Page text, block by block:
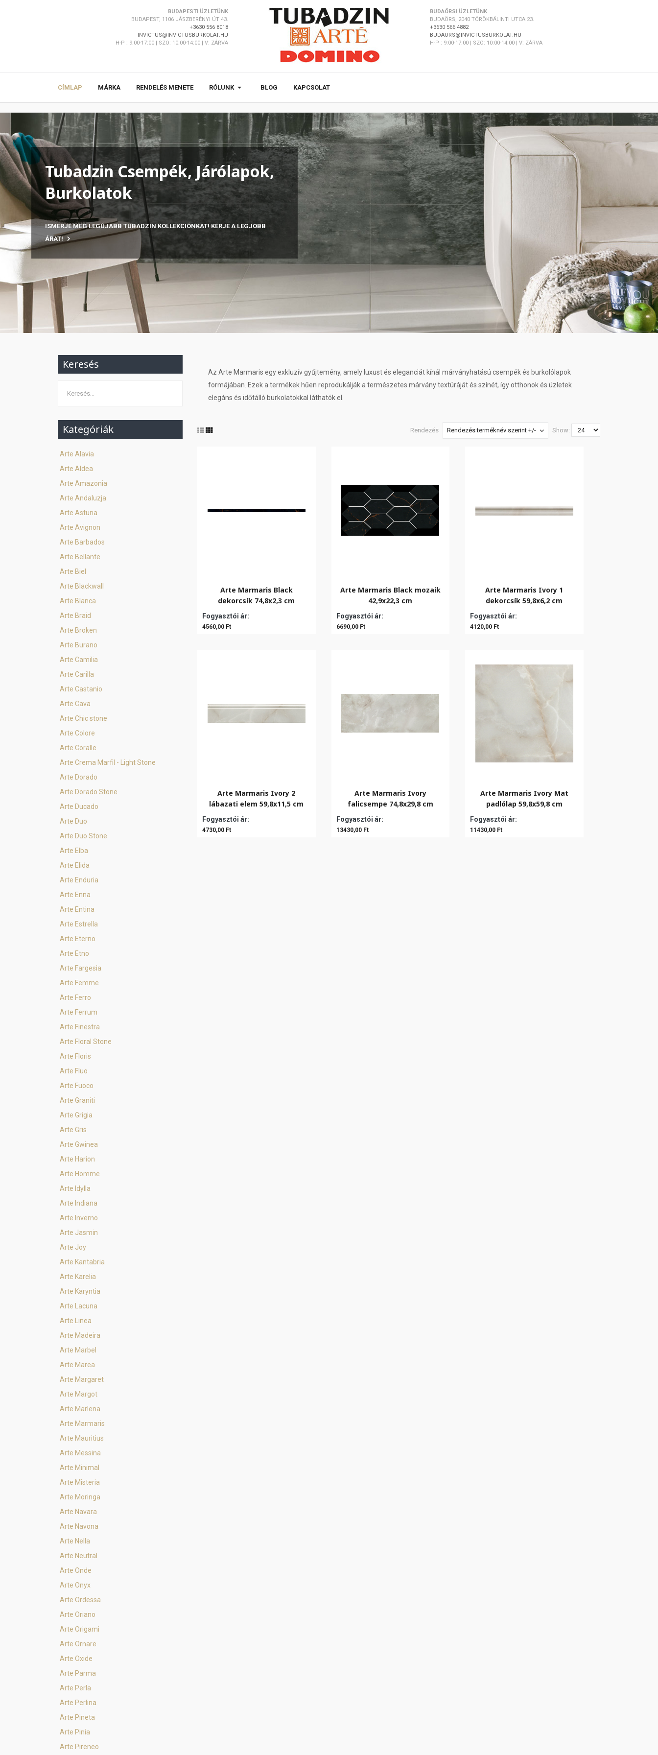
BUDAPESTI ÜZLETÜNK
BUDAPEST, 1106 JÁSZBERÉNYI ÚT 43.
+3630 556 8018
INVICTUS@INVICTUSBURKOLAT.HU
H-P : 9:00-17:00 | SZO: 10:00-14:00 | V: ZÁRVA
BUDAÖRSI ÜZLETÜNK
BUDAÖRS, 2040 TÖRÖKBÁLINTI UTCA 23.
+3630 566 4882
BUDAORS@INVICTUSBURKOLAT.HU
H-P : 9:00-17:00 | SZO: 10:00-14:00 | V: ZÁRVA
CÍMLAP MÁRKA RENDELÉS MENETE RÓLUNK BLOG KAPCSOLAT
Tubadzin Csempék, Járólapok,
Burkolatok
ISMERJE MEG LEGÚJABB TUBADZIN KOLLEKCIÓNKAT! KÉRJE A LEGJOBB
ÁRAT!
Az Arte Marmaris egy exkluzív gyűjtemény, amely luxust és eleganciát kínál márványhatású csempék és burkolólapok
formájában. Ezek a termékek hűen reprodukálják a természetes márvány textúráját és színét, így otthonok és üzletek
elegáns és időtálló burkolatokkal láthatók el.
Rendezés Rendezés terméknév szerint +/- Show:
Arte Marmaris Black
dekorcsík 74,8x2,3 cm
Fogyasztói ár:
4560,00 Ft
Arte Marmaris Black mozaik
42,9x22,3 cm
Fogyasztói ár:
6690,00 Ft
Arte Marmaris Ivory 1
dekorcsík 59,8x6,2 cm
Fogyasztói ár:
4120,00 Ft
Arte Marmaris Ivory 2
lábazati elem 59,8x11,5 cm
Fogyasztói ár:
4730,00 Ft
Arte Marmaris Ivory
falicsempe 74,8x29,8 cm
Fogyasztói ár:
13430,00 Ft
Arte Marmaris Ivory Mat
padlólap 59,8x59,8 cm
Fogyasztói ár:
11430,00 Ft
Keresés
Kategóriák
Arte Alavia
Arte Aldea
Arte Amazonia
Arte Andaluzja
Arte Asturia
Arte Avignon
Arte Barbados
Arte Bellante
Arte Biel
Arte Blackwall
Arte Blanca
Arte Braid
Arte Broken
Arte Burano
Arte Camilia
Arte Carilla
Arte Castanio
Arte Cava
Arte Chic stone
Arte Colore
Arte Coralle
Arte Crema Marfil - Light Stone
Arte Dorado
Arte Dorado Stone
Arte Ducado
Arte Duo
Arte Duo Stone
Arte Elba
Arte Elida
Arte Enduria
Arte Enna
Arte Entina
Arte Estrella
Arte Eterno
Arte Etno
Arte Fargesia
Arte Femme
Arte Ferro
Arte Ferrum
Arte Finestra
Arte Floral Stone
Arte Floris
Arte Fluo
Arte Fuoco
Arte Graniti
Arte Grigia
Arte Gris
Arte Gwinea
Arte Harion
Arte Homme
Arte Idylla
Arte Indiana
Arte Inverno
Arte Jasmin
Arte Joy
Arte Kantabria
Arte Karelia
Arte Karyntia
Arte Lacuna
Arte Linea
Arte Madeira
Arte Marbel
Arte Marea
Arte Margaret
Arte Margot
Arte Marlena
Arte Marmaris
Arte Mauritius
Arte Messina
Arte Minimal
Arte Misteria
Arte Moringa
Arte Navara
Arte Navona
Arte Nella
Arte Neutral
Arte Onde
Arte Onyx
Arte Ordessa
Arte Oriano
Arte Origami
Arte Ornare
Arte Oxide
Arte Parma
Arte Perla
Arte Perlina
Arte Pineta
Arte Pinia
Arte Pireneo